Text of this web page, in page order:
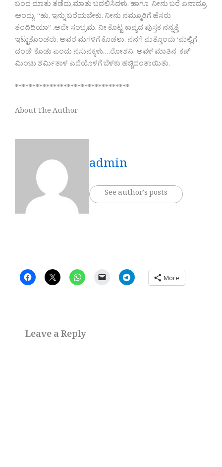
ಬಂದ ಮಾತು ತಡೆದು,‌ಮಾತು ಬದಲಿಸಿದಳು. ಹಾಗೂ ನೀ‌ನು ಬರೆ ಏನಾದ್ರೂ
ಅಂದ್ಲು.‌ “ಹು,‌ ಇನ್ನು ಬರೆಯಬೇಕು. ನೀನು ನಮ್ಮೂರಿಗೆ ಹೆಸರು
ತಂದಿದಿಯಾ” .ಅದೇ ಸಂಭ್ರಮ.‌ ನೀ‌‌ ಕೊಟ್ಟ ಕಾವ್ಯದ ಪುಸ್ತಕ ನನ್ನತ್ತೆ
ಇಟ್ಟುಕೊಂಡರು. ಅವರ ಮಗಳಿಗೆ ಕೊಡಲು. ನನಗೆ ಮತ್ತೊಂದು ‘ಮಲ್ಲಿಗೆ
ದಂಡೆ’ ಕೊಡು ಎಂದು‌ ನಸು‌ನಕ್ಕಳು….ರೋಶನಿ. ಅವಳ ಮಾತಿನ ಕಣ್
ಮಿಂಚು ಶರ್ಮಿತಾಳ ಎದೆಯೊಳಗೆ ಬೆಳಕು ಹಚ್ಚಿದಂತಾಯಿತು.
*********************************
About The Author
admin
See author's posts
More
Leave a Reply